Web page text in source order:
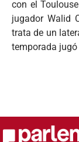
con el
jugador Walid
trata de un
temporada jugó